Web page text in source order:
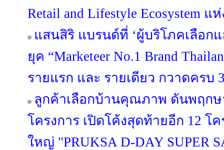
Retail and Lifestyle Ecosystem
แสนสิริ แบรนด์ที่ ‘ผู้บริโภคเลือกแ
ยุค “Marketeer No.1 Brand
รายแรก และ รายเดียว กวาดครบ
ลูกค้าเลือกบ้านคุณภาพ ดันพฤกษ
โครงการ เปิดโค้งสุดท้ายอีก 12 โ
ใหญ่ "PRUKSA D-DAY SUPER